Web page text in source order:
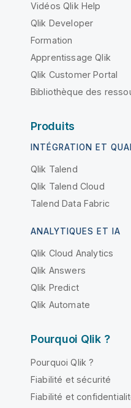
Vidéos Qlik Help
Qlik Developer
Formation
Apprentissage Qlik
Qlik Customer Portal
Bibliothèque des
Produits
INTÉGRATION ET
Qlik Talend
Qlik Talend Cloud
Talend Data Fabric
ANALYTIQUES ET IA
Qlik Cloud Analytics
Qlik Answers
Qlik Predict
Qlik Automate
Pourquoi Qlik ?
Pourquoi Qlik ?
Fiabilité et sécurité
Fiabilité et